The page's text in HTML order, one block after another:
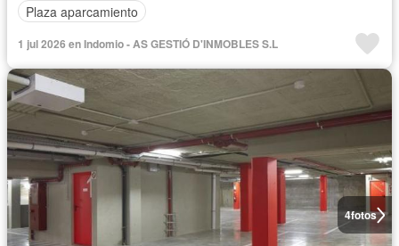
Plaza aparcamiento
1 jul 2026 en Indomio - AS GESTIÓ D'INMOBLES S.L
4fotos